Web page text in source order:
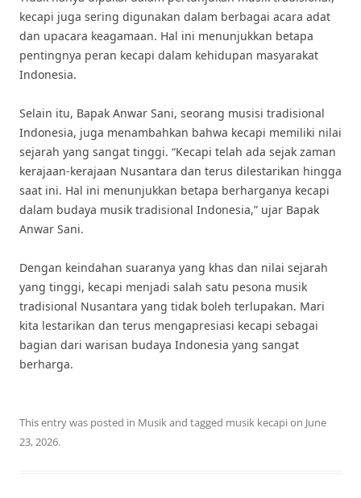
kecapi juga sering digunakan dalam berbagai acara adat
dan upacara keagamaan. Hal ini menunjukkan betapa
pentingnya peran kecapi dalam kehidupan masyarakat
Indonesia.
Selain itu, Bapak Anwar Sani, seorang musisi tradisional
Indonesia, juga menambahkan bahwa kecapi memiliki nilai
sejarah yang sangat tinggi. “Kecapi telah ada sejak zaman
kerajaan-kerajaan Nusantara dan terus dilestarikan hingga
saat ini. Hal ini menunjukkan betapa berharganya kecapi
dalam budaya musik tradisional Indonesia,” ujar Bapak
Anwar Sani.
Dengan keindahan suaranya yang khas dan nilai sejarah
yang tinggi, kecapi menjadi salah satu pesona musik
tradisional Nusantara yang tidak boleh terlupakan. Mari
kita lestarikan dan terus mengapresiasi kecapi sebagai
bagian dari warisan budaya Indonesia yang sangat
berharga.
This entry was posted in Musikand tagged musik kecapion June
23, 2026.